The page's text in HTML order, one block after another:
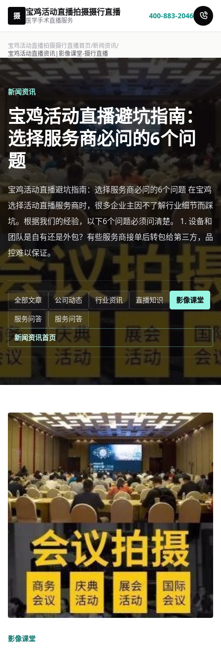
摄 宝鸡活动直播拍摄摄行直播
医学手术直播服务
400-883-2046
宝鸡活动直播拍摄摄行直播首页/新闻资讯/
宝鸡活动直播资讯|影像课堂-摄行直播
新闻资讯
宝鸡活动直播避坑指南：
选择服务商必问的6个问
题
宝鸡活动直播避坑指南：选择服务商必问的6个问题 在宝鸡
选择活动直播服务商时，很多企业主因不了解行业细节而踩
坑。根据我们的经验，以下6个问题必须问清楚。 1. 设备和
团队是自有还是外包？有些服务商接单后转包给第三方，品
控难以保证。
全部文章 公司动态 行业资讯 直播知识
影像课堂
服务问答
服务问答
新闻资讯首页
影像课堂